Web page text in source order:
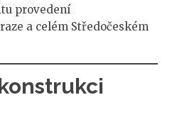
provedení
a celém Středočeském